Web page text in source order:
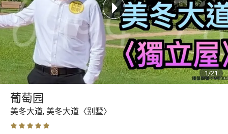
业主放盘
豪宅报告
豪宅资讯
更多楼盘
1/21
葡萄园
美冬大道, 美冬大道〈别墅〉